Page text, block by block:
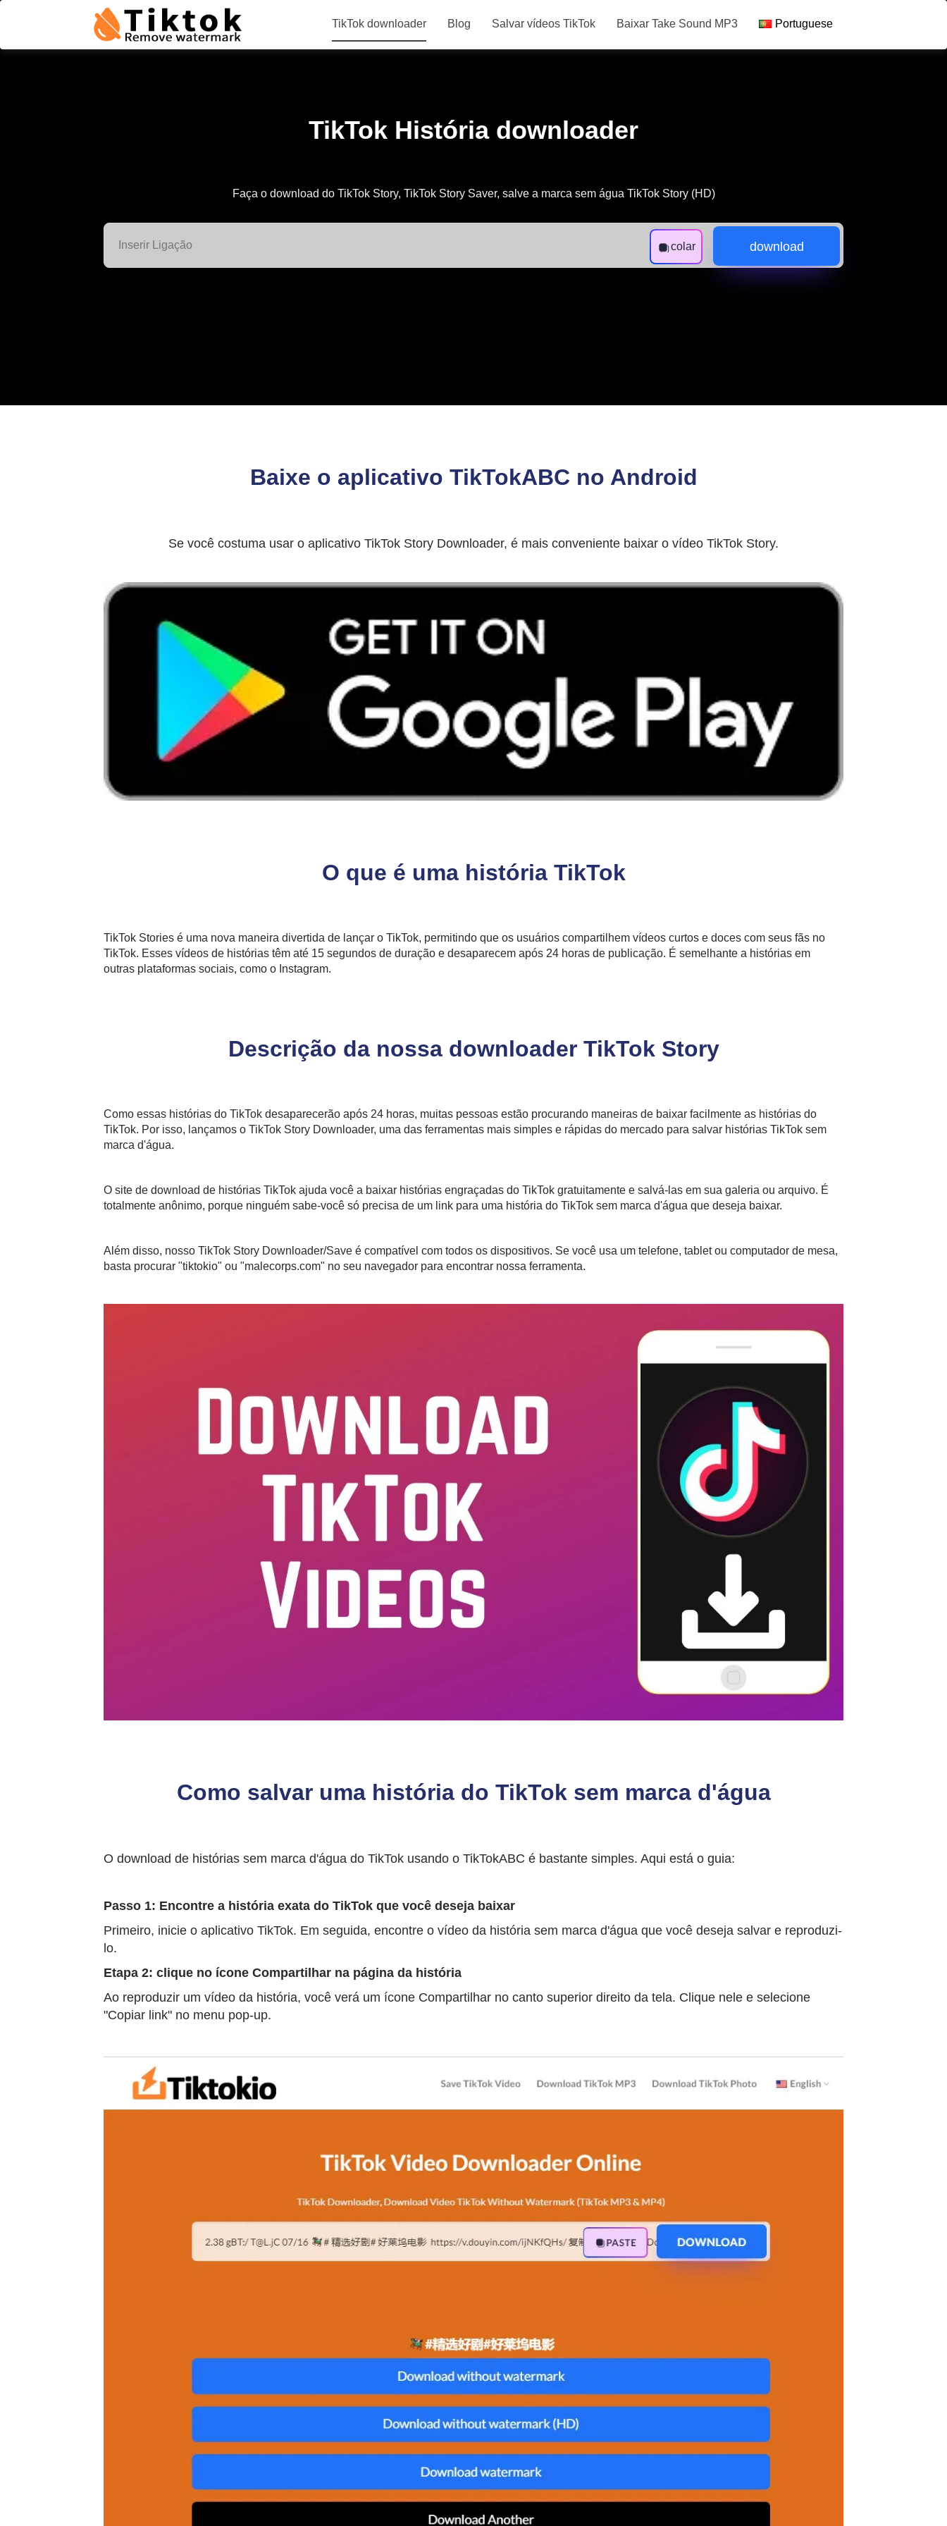
TikTok downloader Blog Salvar vídeos TikTok Baixar Take Sound MP3 Portuguese
TikTok História downloader
Faça o download do TikTok Story, TikTok Story Saver, salve a marca sem água TikTok Story (HD)
colar download
Baixe o aplicativo TikTokABC no Android
Se você costuma usar o aplicativo TikTok Story Downloader, é mais conveniente baixar o vídeo TikTok Story.
O que é uma história TikTok
TikTok Stories é uma nova maneira divertida de lançar o TikTok, permitindo que os usuários compartilhem vídeos curtos e doces com seus fãs no
TikTok. Esses vídeos de histórias têm até 15 segundos de duração e desaparecem após 24 horas de publicação. É semelhante a histórias em
outras plataformas sociais, como o Instagram.
Descrição da nossa downloader TikTok Story
Como essas histórias do TikTok desaparecerão após 24 horas, muitas pessoas estão procurando maneiras de baixar facilmente as histórias do
TikTok. Por isso, lançamos o TikTok Story Downloader, uma das ferramentas mais simples e rápidas do mercado para salvar histórias TikTok sem
marca d'água.
O site de download de histórias TikTok ajuda você a baixar histórias engraçadas do TikTok gratuitamente e salvá-las em sua galeria ou arquivo. É
totalmente anônimo, porque ninguém sabe-você só precisa de um link para uma história do TikTok sem marca d'água que deseja baixar.
Além disso, nosso TikTok Story Downloader/Save é compatível com todos os dispositivos. Se você usa um telefone, tablet ou computador de mesa,
basta procurar "tiktokio" ou "malecorps.com" no seu navegador para encontrar nossa ferramenta.
Como salvar uma história do TikTok sem marca d'água
O download de histórias sem marca d'água do TikTok usando o TikTokABC é bastante simples. Aqui está o guia:
Passo 1: Encontre a história exata do TikTok que você deseja baixar
Primeiro, inicie o aplicativo TikTok. Em seguida, encontre o vídeo da história sem marca d'água que você deseja salvar e reproduzi-
lo.
Etapa 2: clique no ícone Compartilhar na página da história
Ao reproduzir um vídeo da história, você verá um ícone Compartilhar no canto superior direito da tela. Clique nele e selecione
"Copiar link" no menu pop-up.